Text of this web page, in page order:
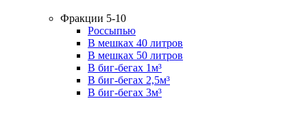
Фракции 5-10
Россыпью
В мешках 40 литров
В мешках 50 литров
В биг-бегах 1м³
В биг-бегах 2,5м³
В биг-бегах 3м³